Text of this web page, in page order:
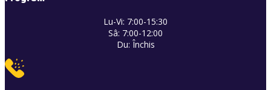
Lu-Vi: 7:00-15:30
Sâ: 7:00-12:00
Du: Închis